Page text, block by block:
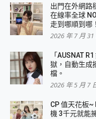
出門在外網路
在線率全球
走到哪順到哪！
2026 年 7 月 31
「AUSNAT
獄，自動生成
檔。
2026 年 5 月 7
CP 值天花板
機 3千元就能